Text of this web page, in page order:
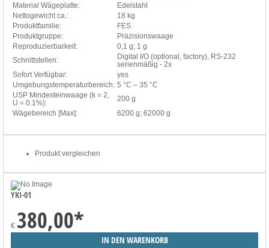
Material Wägeplatte:
Edelstahl
Nettogewicht ca.:
18 kg
Produktfamilie:
FES
Produktgruppe:
Präzisionswaage
Reproduzierbarkeit:
0,1 g; 1 g
Schnittstellen:
Digital I/O (optional, factory), RS-232
serienmäßig - 2x
Sofort Verfügbar:
yes
Umgebungstemperaturbereich: 5 °C – 35 °C
USP Mindesteinwaage (k = 2,
U = 0.1%):
200 g
Wägebereich [Max]:
6200 g; 62000 g
Produkt vergleichen
YKI-01
€ 380,00*